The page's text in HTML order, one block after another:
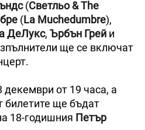
(Светльо & The
(La Muchedumbre),
ДеЛукс, Ърбън Грей и
ще се включат
от 19 часа, а
билетите ще бъдат
18-годишния Петър